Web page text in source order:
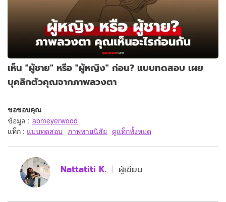
เห็น "ผู้ชาย" หรือ "ผู้หญิง" ก่อน? แบบทดสอบ เผย
บุคลิกตัวคุณจากภาพลวงตา
ขอขอบคุณ
ข้อมูล : abmeyerwood
แท็ก : แบบทดสอบ ภาพทายนิสัย ดูแท็กทั้งหมด
Nattatiti K. ผู้เขียน